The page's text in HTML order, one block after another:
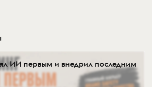
ИИ первым и внедрил последним